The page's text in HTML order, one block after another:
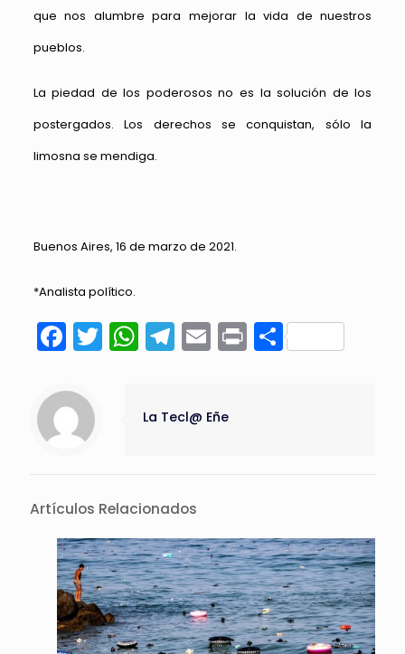
que nos alumbre para mejorar la vida de nuestros
pueblos.
La piedad de los poderosos no es la solución de los
postergados. Los derechos se conquistan, sólo la
limosna se mendiga.
Buenos Aires, 16 de marzo de 2021.
*Analista político.
Facebook
Twitter
WhatsApp
Telegram
Email
Print
La Tecl@ Eñe
Artículos Relacionados